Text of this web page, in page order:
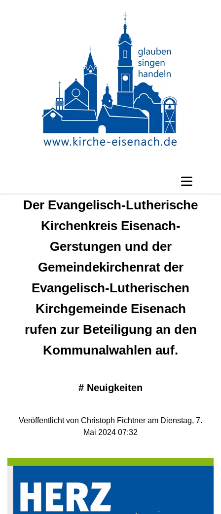
Der Evangelisch-Lutherische
Kirchenkreis Eisenach-
Gerstungen und der
Gemeindekirchenrat der
Evangelisch-Lutherischen
Kirchgemeinde Eisenach
rufen zur Beteiligung an den
Kommunalwahlen auf.
# Neuigkeiten
Veröffentlicht von Christoph Fichtner am Dienstag, 7.
Mai 2024 07:32